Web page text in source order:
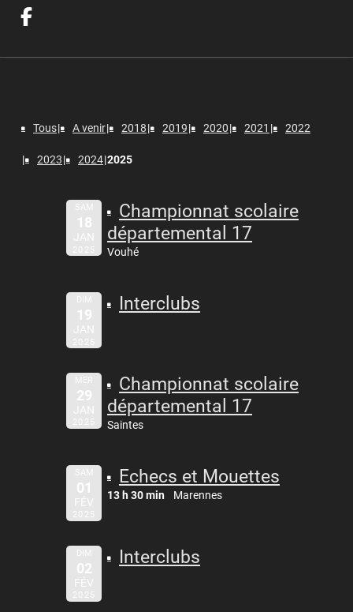
Tous A venir 2018 2019 2020 2021 2022
2023 2024 2025
SAM
18
JAN
2025
Championnat scolaire
départemental 17
Vouhé
DIM
19
JAN
2025
Interclubs
MER
29
JAN
2025
Championnat scolaire
départemental 17
Saintes
SAM
01
FÉV
2025
Echecs et Mouettes
13 h 30 min Marennes
DIM
02
FÉV
2025
Interclubs